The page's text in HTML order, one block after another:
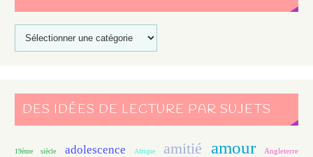
DES IDÉES DE LECTURE PAR SUJETS
19ème siècle adolescence Afrique amitié amour Angleterre